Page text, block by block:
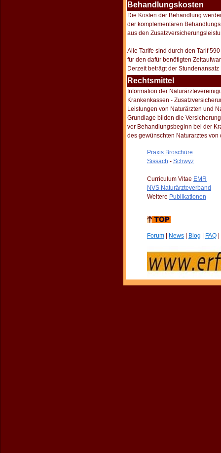
Behandlungskosten
Die Kosten der Behandlung
der komplementären
aus den
Alle Tarife sind durch den Tarif
für den dafür benötigten
Derzeit beträgt der
Rechtsmittel
Information der
Krankenkassen -
Leistungen von Naturärzten und
Grundlage bilden die
vor Behandlungsbeginn bei der
des gewünschten Naturarztes
Praxis Broschüre
Sissach - Schwyz
Curriculum Vitae EMR
NVS Naturärzteverband
Weitere Publikationen
Forum News Blog FAQ